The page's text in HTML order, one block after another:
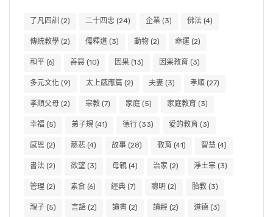
了凡四訓 (2) 二十四忠 (24) 企業 (3) 佛法 (4)
傳統教學 (2) 儒釋道 (3) 動物 (2) 命運 (2)
和平 (6) 善惡 (10) 因果 (13) 因果教育 (3)
多元文化 (9) 太上感應篇 (2) 夫妻 (3) 孝順 (27)
孝順父母 (2) 宗教 (7) 家庭 (5) 家庭教育 (3)
幸福 (5) 弟子規 (41) 德行 (33) 愛的教育 (3)
感恩 (2) 慈悲 (4) 故事 (28) 教育 (41) 智慧 (4)
書法 (2) 欲望 (3) 母親 (4) 治家 (2) 淨土宗 (3)
管理 (2) 素食 (6) 經典 (7) 聰明 (2) 胎教 (3)
親子 (5) 言語 (2) 讀書 (2) 讀經 (2) 道德 (3)